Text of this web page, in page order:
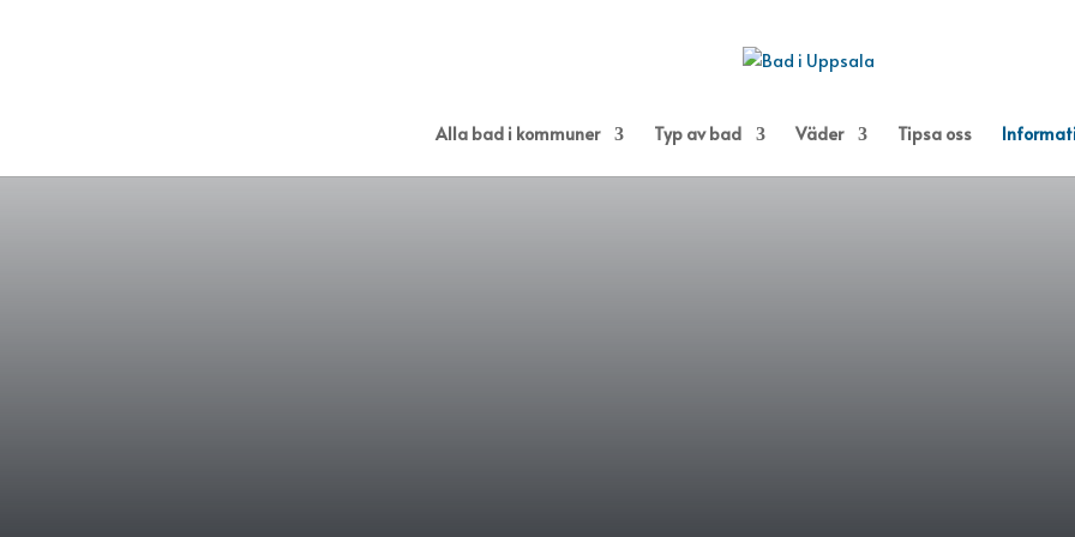
Alla bad i kommuner Typ av bad Väder Tipsa oss